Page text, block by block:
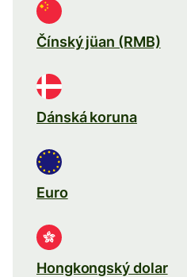
Čínský jüan (RMB)
Dánská koruna
Euro
Hongkongský dolar